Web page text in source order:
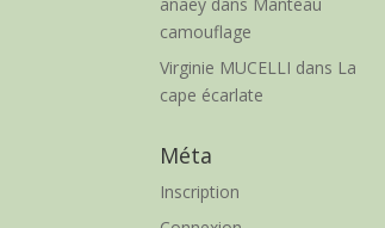
camouflage
Virginie MUCELLI dans La
cape écarlate
Méta
Inscription